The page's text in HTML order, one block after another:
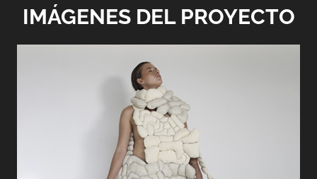
IMÁGENES DEL PROYECTO